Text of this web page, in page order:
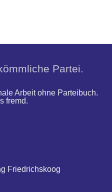
Partei.
Arbeit ohne Parteibuch.
fremd.
Friedrichskoog